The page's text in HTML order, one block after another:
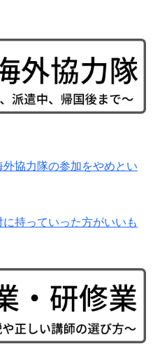
協力隊の参加をやめとい
持っていった方がいいも